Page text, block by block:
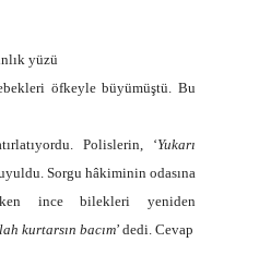
yüzü
öfkeyle büyümüştü. Bu
Polislerin, ‘Yukarı
Sorgu hâkiminin odasına
ince bilekleri yeniden
kurtarsın bacım’ dedi. Cevap